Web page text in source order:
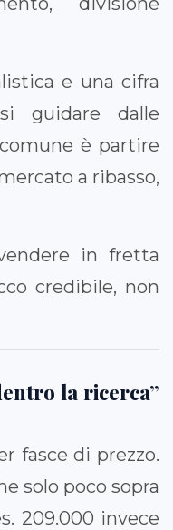
e una cifra
guidare dalle
è partire
a ribasso,
in fretta
credibile, non
la ricerca”
fasce di prezzo.
solo poco sopra
209.000 invece